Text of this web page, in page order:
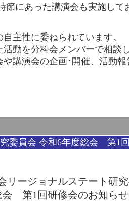
節にあった講演会も実施して
主性に委ねられています。
動を分科会メンバーで相談
講演会の企画･開催、活動
究委員会 令和6年度総会 第1
ージョナルステート研
第1回研修会のお知ら